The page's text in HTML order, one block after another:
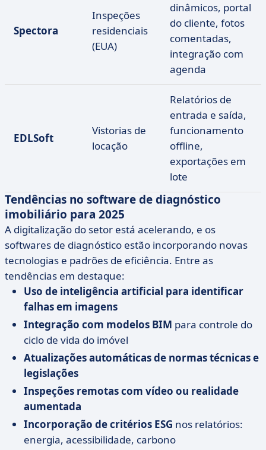
Spectora
Inspeções
residenciais
(EUA)
dinâmicos, portal
do cliente, fotos
comentadas,
integração com
agenda
EDLSoft
Vistorias de
locação
Relatórios de
entrada e saída,
funcionamento
offline,
exportações em
lote
Tendências no software de diagnóstico
imobiliário para 2025
A digitalização do setor está acelerando, e os
softwares de diagnóstico estão incorporando novas
tecnologias e padrões de eficiência. Entre as
tendências em destaque:
Uso de inteligência artificial para identificar
falhas em imagens
Integração com modelos BIM para controle do
ciclo de vida do imóvel
Atualizações automáticas de normas técnicas e
legislações
Inspeções remotas com vídeo ou realidade
aumentada
Incorporação de critérios ESG nos relatórios:
energia, acessibilidade, carbono